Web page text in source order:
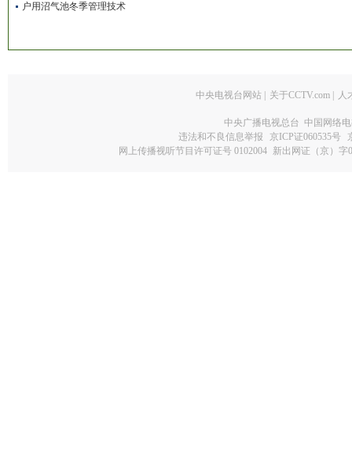
户用沼气池冬季管理技术
中央电视台网站 关于CCTV.com 人
中央广播电视总台 中国网络
违法和不良信息举报
京ICP证060535号
网上传播视听节目许可证号 0102004 新出网证（京）